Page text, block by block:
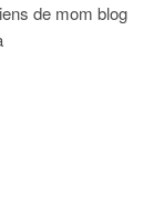
de mom blog